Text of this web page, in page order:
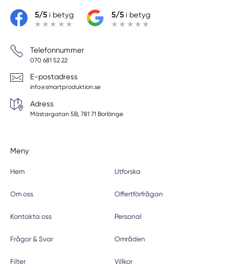
5/5i betyg 5/5i betyg
Telefonnummer
070 681 52 22
E-postadress
info@smartproduktion.se
Adress
Mästargatan 5B, 781 71 Borlänge
Meny
Hem Utforska
Om oss Offertförfrågan
Kontakta oss Personal
Frågor & Svar Områden
Filter Villkor